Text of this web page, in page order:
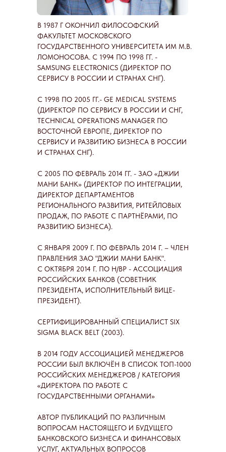
В 1987 Г ОКОНЧИЛ ФИЛОСОФСКИЙ
ФАКУЛЬТЕТ МОСКОВСКОГО
ГОСУДАРСТВЕННОГО УНИВЕРСИТЕТА ИМ М.В.
ЛОМОНОСОВА. С 1994 ПО 1998 ГГ. -
SAMSUNG ELECTRONICS (ДИРЕКТОР ПО
СЕРВИСУ В РОССИИ И СТРАНАХ СНГ).
С 1998 ПО 2005 ГГ.- GE MEDICAL SYSTEMS
(ДИРЕКТОР ПО СЕРВИСУ В РОССИИ И СНГ,
TECHNICAL OPERATIONS MANAGER ПО
ВОСТОЧНОЙ ЕВРОПЕ, ДИРЕКТОР ПО
СЕРВИСУ И РАЗВИТИЮ БИЗНЕСА В РОССИИ
И СТРАНАХ СНГ).
C 2005 ПО ФЕВРАЛЬ 2014 ГГ. - ЗАО «ДЖИИ
МАНИ БАНК» (ДИРЕКТОР ПО ИНТЕГРАЦИИ,
ДИРЕКТОР ДЕПАРТАМЕНТОВ
РЕГИОНАЛЬНОГО РАЗВИТИЯ, РИТЕЙЛОВЫХ
ПРОДАЖ, ПО РАБОТЕ С ПАРТНЁРАМИ, ПО
РАЗВИТИЮ БИЗНЕСА).
С ЯНВАРЯ 2009 Г. ПО ФЕВРАЛЬ 2014 Г. – ЧЛЕН
ПРАВЛЕНИЯ ЗАО "ДЖИИ МАНИ БАНК".
С ОКТЯБРЯ 2014 Г. ПО Н/ВР - АССОЦИАЦИЯ
РОССИЙСКИХ БАНКОВ (СОВЕТНИК
ПРЕЗИДЕНТА, ИСПОЛНИТЕЛЬНЫЙ ВИЦЕ-
ПРЕЗИДЕНТ).
СЕРТИФИЦИРОВАННЫЙ СПЕЦИАЛИСТ SIX
SIGMA BLACK BELT (2003).
В 2014 ГОДУ АССОЦИАЦИЕЙ МЕНЕДЖЕРОВ
РОССИИ БЫЛ ВКЛЮЧЁН В СПИСОК ТОП-1000
РОССИЙСКИХ МЕНЕДЖЕРОВ / КАТЕГОРИЯ
«ДИРЕКТОРА ПО РАБОТЕ С
ГОСУДАРСТВЕННЫМИ ОРГАНАМИ»
АВТОР ПУБЛИКАЦИЙ ПО РАЗЛИЧНЫМ
ВОПРОСАМ НАСТОЯЩЕГО И БУДУЩЕГО
БАНКОВСКОГО БИЗНЕСА И ФИНАНСОВЫХ
УСЛУГ, АКТУАЛЬНЫХ ВОПРОСОВ